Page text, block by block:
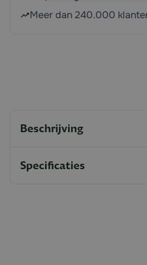
Meer dan 240.000
Beschrijving
Specificaties